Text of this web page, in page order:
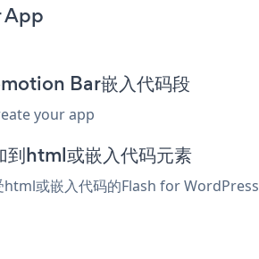
App
Bar嵌入代码段
your app
html或嵌入代码元素
或嵌入代码的Flash for